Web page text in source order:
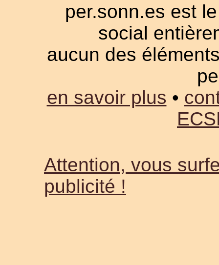
per.sonn.es est
social
aucun des
en savoir plus •
Attention, vous
publicité !